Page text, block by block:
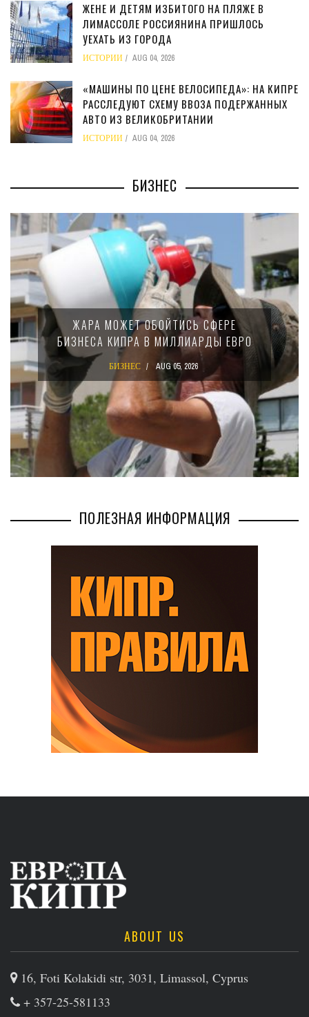
ЖЕНЕ И ДЕТЯМ ИЗБИТОГО НА ПЛЯЖЕ В
ЛИМАССОЛЕ РОССИЯНИНА ПРИШЛОСЬ
УЕХАТЬ ИЗ ГОРОДА
ИСТОРИИ AUG 04, 2026
«МАШИНЫ ПО ЦЕНЕ ВЕЛОСИПЕДА»: НА КИПРЕ
РАССЛЕДУЮТ СХЕМУ ВВОЗА ПОДЕРЖАННЫХ
АВТО ИЗ ВЕЛИКОБРИТАНИИ
ИСТОРИИ AUG 04, 2026
БИЗНЕС
МИНФИН КИПРА ПЕРЕПИСАЛ ЗАКОН О
15-ПРОЦЕНТНОМ НАЛОГЕ ДЛЯ
КРУПНЫХ МЕЖДУНАРОДНЫХ
КОМПАНИЙ
БИЗНЕС AUG 02, 2026
ПОЛЕЗНАЯ ИНФОРМАЦИЯ
ABOUT US
16, Foti Kolakidi str, 3031, Limassol, Cyprus
+ 357-25-581133